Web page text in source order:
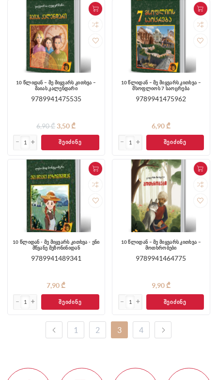
10 წლიდან – მე მიყვარს კითხვა –
მაიას კალენდარი
9789941475535
6,90 ₾ 3,50 ₾
ᲨᲔᲘᲫᲘᲜᲔ
10 წლიდან – მე მიყვარს კითხვა –
მსოფლიოს 7 საოცრება
9789941475962
6,90 ₾
ᲨᲔᲘᲫᲘᲜᲔ
10 წლიდან - მე მიყვარს კითხვა - ენი
მწვანე მეზონინიდან
9789941489341
7,90 ₾
ᲨᲔᲘᲫᲘᲜᲔ
10 წლიდან – მე მიყვარს კითხვა –
მოთხრობები
9789941464775
9,90 ₾
ᲨᲔᲘᲫᲘᲜᲔ
1 2 3 4